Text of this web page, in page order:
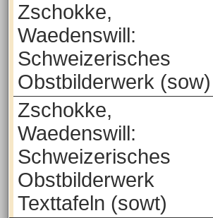
Zschokke,
Waedenswill:
Schweizerisches
Obstbilderwerk (sow)
Zschokke,
Waedenswill:
Schweizerisches
Obstbilderwerk
Texttafeln (sowt)